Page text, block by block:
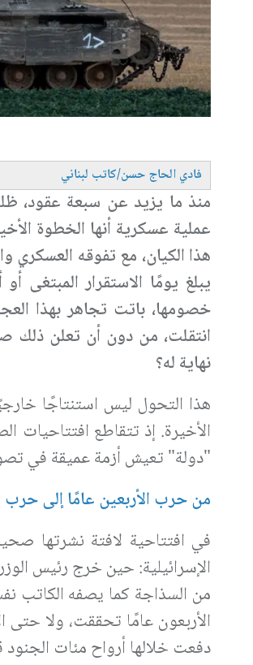
فادي الحاج حسن/كاتب لبناني
منذ ما يزيد عن سبعة عقود،
عملية عسكرية أنها الخطوة
هذا الكيان، مع تفوقه العسكري
يبلغ يومًا الاستقرار المبتغى
خصومها، باتت تجاهر بهذا
انتقلت، من دون أن تعلن ذلك
نهاية له؟
هذا التحول ليس استنتاجًا
الأخيرة. إذ تتقاطع
"دولة" تعيش أزمة عميقة في
من حرب الأربعين عامًا إلى حرب
في افتتاحية لافتة نشرتها
من السذاجة كما يصفه الكاتب
الأربعون عامًا تحققت، ولا حتى
دفعت خلالها أرواح مئات